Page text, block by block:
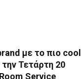
με το πιο cool
Τετάρτη 20
Service